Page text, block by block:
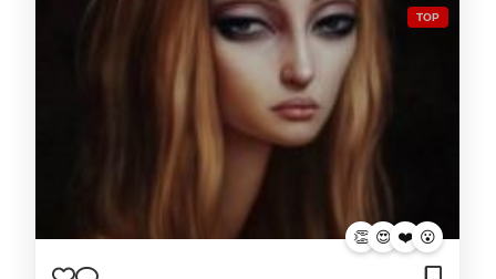
TOP
👏 😍 ❤️ 😮